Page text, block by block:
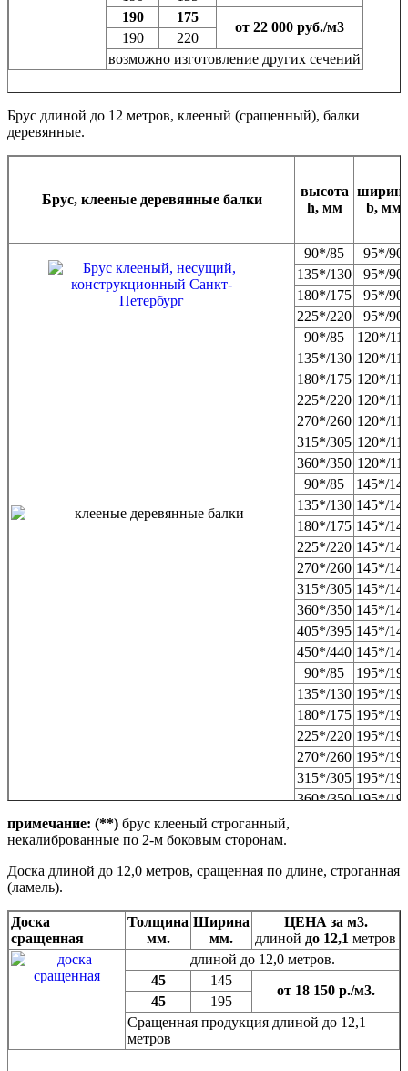
190
175
от 22 000 руб./м3
190
220
возможно изготовление других сечений
Брус длиной до 12 метров, клееный (сращенный), балки
деревянные.
Брус, клееные деревянные балки
высота
h, мм
b, мм
90*/85
95*/90
135*/130
95*/90
180*/175
95*/90
225*/220
95*/90
90*/85
120*/
135*/130 120*/
180*/175 120*/
225*/220 120*/
270*/260 120*/
315*/305 120*/
360*/350 120*/
90*/85
145*/
135*/130 145*/
180*/175 145*/
225*/220 145*/
270*/260 145*/
315*/305 145*/
360*/350 145*/
405*/395 145*/
450*/440 145*/
90*/85
195*/
135*/130 195*/
180*/175 195*/
225*/220 195*/
270*/260 195*/
315*/305 195*/
360*/350 195*/
примечание: (**) брус клееный строганный,
некалиброванные по 2-м боковым сторонам.
Доска длиной до 12,0 метров, сращенная по длине, строганная
(ламель).
Доска
сращенная
Толщина
мм.
Ширина
мм.
ЦЕНА за м3.
длиной до 12,1 метров
длиной до 12,0 метров.
45
145
от 18 150 р./м3.
45
195
Сращенная продукция длиной до 12,1
метров